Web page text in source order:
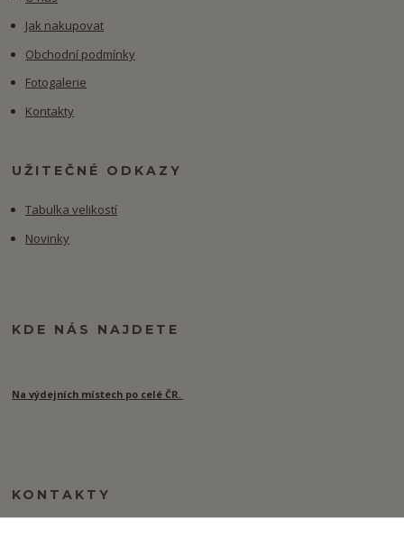
Jak nakupovat
Obchodní podmínky
Fotogalerie
Kontakty
UŽITEČNÉ ODKAZY
Tabulka velikostí
Novinky
KDE NÁS NAJDETE
Na výdejních místech po celé ČR.
KONTAKTY